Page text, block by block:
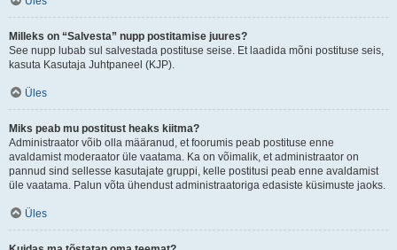
Milleks on “Salvesta” nupp postitamise juures?
See nupp lubab sul salvestada postituse seise. Et laadida mõni postituse seis,
kasuta Kasutaja Juhtpaneel (KJP).
Üles
Miks peab mu postitust heaks kiitma?
Administraator võib olla määranud, et foorumis peab postituse enne
avaldamist moderaator üle vaatama. Ka on võimalik, et administraator on
pannud sind sellesse kasutajate gruppi, kelle postitusi peab enne avaldamist
üle vaatama. Palun võta ühendust administraatoriga edasiste küsimuste jaoks.
Üles